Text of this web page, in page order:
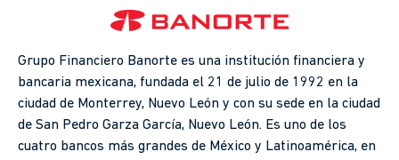
Grupo Financiero Banorte es una institución financiera y
bancaria mexicana, fundada el 21 de julio de 1992 en la
ciudad de Monterrey, Nuevo León y con su sede en la ciudad
de San Pedro Garza García, Nuevo León. Es uno de los
cuatro bancos más grandes de México y Latinoamérica, en